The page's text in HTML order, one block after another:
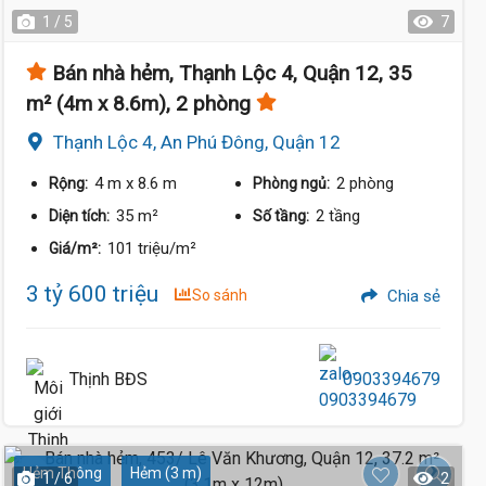
1 / 5 7
Bán nhà hẻm, Thạnh Lộc 4, Quận 12, 35
m² (4m x 8.6m), 2 phòng
Thạnh Lộc 4, An Phú Đông, Quận 12
Rộng: 4 m x 8.6 m Phòng ngủ: 2 phòng
Diện tích: 35 m² Số tầng: 2 tầng
Giá/m²: 101 triệu/m²
3 tỷ 600 triệu So sánh Chia sẻ
Thịnh BĐS 0903394679
Hẻm Thông Hẻm (3 m)
1 / 6 2